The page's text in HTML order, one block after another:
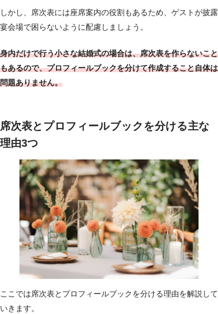
しかし、席次表には座席案内の役割もあるため、ゲストが披露
宴会場で困らないように配慮しましょう。
身内だけで行う小さな結婚式の場合は、席次表を作らないこと
もあるので、プロフィールブックを分けて作成すること自体は
問題ありません。
席次表とプロフィールブックを分ける主な
理由3つ
ここでは席次表とプロフィールブックを分ける理由を解説して
いきます。